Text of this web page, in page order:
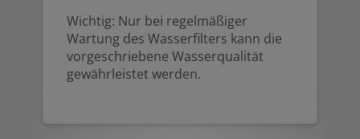
Wichtig: Nur bei regelmäßiger
Wartung des Wasserfilters kann die
vorgeschriebene Wasserqualität
gewährleistet werden.